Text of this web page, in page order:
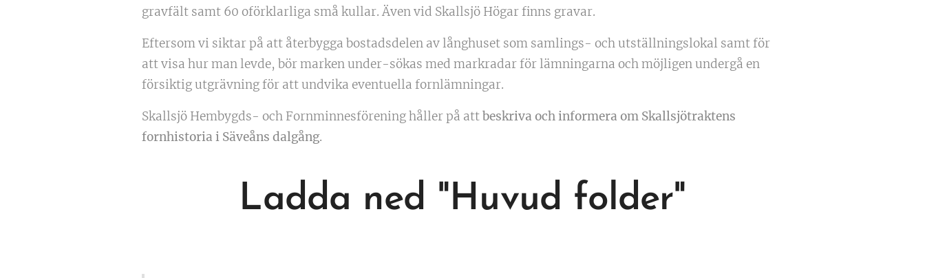
gravfält samt 60 oförklarliga små kullar. Även vid Skallsjö Högar finns gravar.
Eftersom vi siktar på att återbygga bostadsdelen av långhuset som samlings- och utställningslokal samt för
att visa hur man levde, bör marken under-sökas med markradar för lämningarna och möjligen undergå en
försiktig utgrävning för att undvika eventuella fornlämningar.
Skallsjö Hembygds- och Fornminnesförening håller på attbeskriva och informera om Skallsjötraktens
fornhistoria i Säveåns dalgång.
Ladda ned "Huvud folder"